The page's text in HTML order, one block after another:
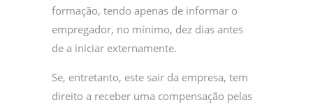
formação, tendo apenas de informar o
empregador, no mínimo, dez dias antes
de a iniciar externamente.
Se, entretanto, este sair da empresa, tem
direito a receber uma compensação pelas